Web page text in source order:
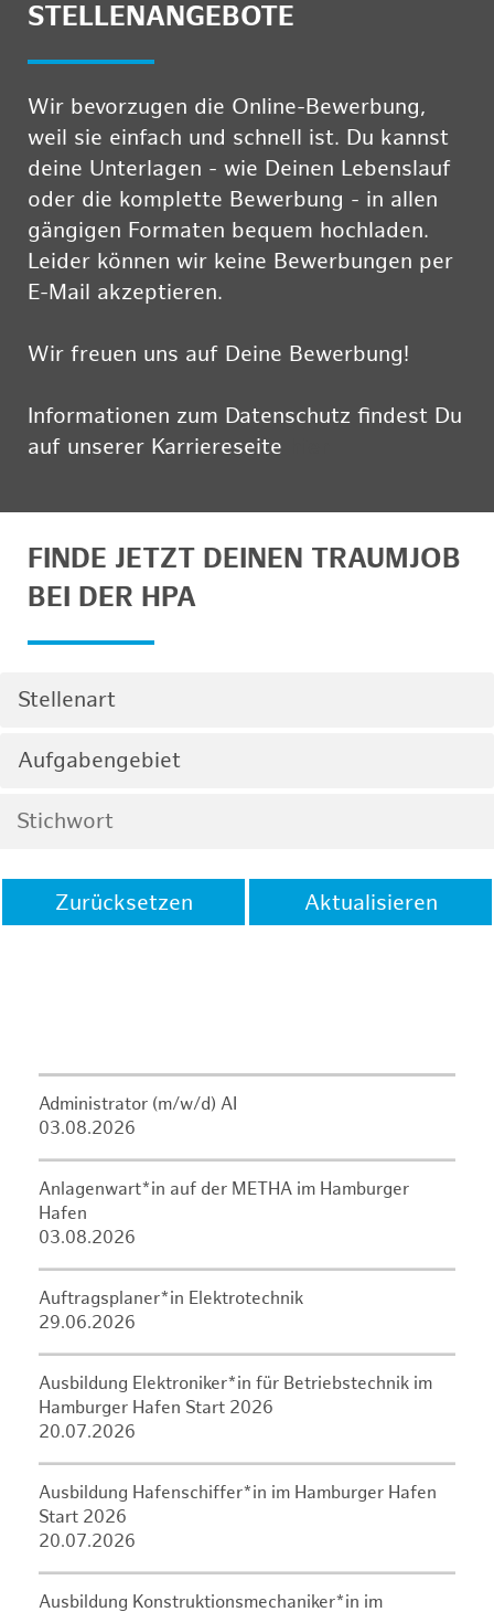
STELLENANGEBOTE
Wir bevorzugen die Online-Bewerbung,
weil sie einfach und schnell ist. Du kannst
deine Unterlagen - wie Deinen Lebenslauf
oder die komplette Bewerbung - in allen
gängigen Formaten bequem hochladen.
Leider können wir keine Bewerbungen per
E-Mail akzeptieren.
Wir freuen uns auf Deine Bewerbung!
Informationen zum Datenschutz findest Du
auf unserer Karriereseite
FINDE JETZT DEINEN TRAUMJOB
BEI DER HPA
Stellenart
Aufgabengebiet
Zurücksetzen Aktualisieren
Administrator (m/w/d) AI
03.08.2026
Anlagenwart*in auf der METHA im Hamburger
Hafen
03.08.2026
Auftragsplaner*in Elektrotechnik
29.06.2026
Ausbildung Elektroniker*in für Betriebstechnik im
Hamburger Hafen Start 2026
20.07.2026
Ausbildung Hafenschiffer*in im Hamburger Hafen
Start 2026
20.07.2026
Ausbildung Konstruktionsmechaniker*in im